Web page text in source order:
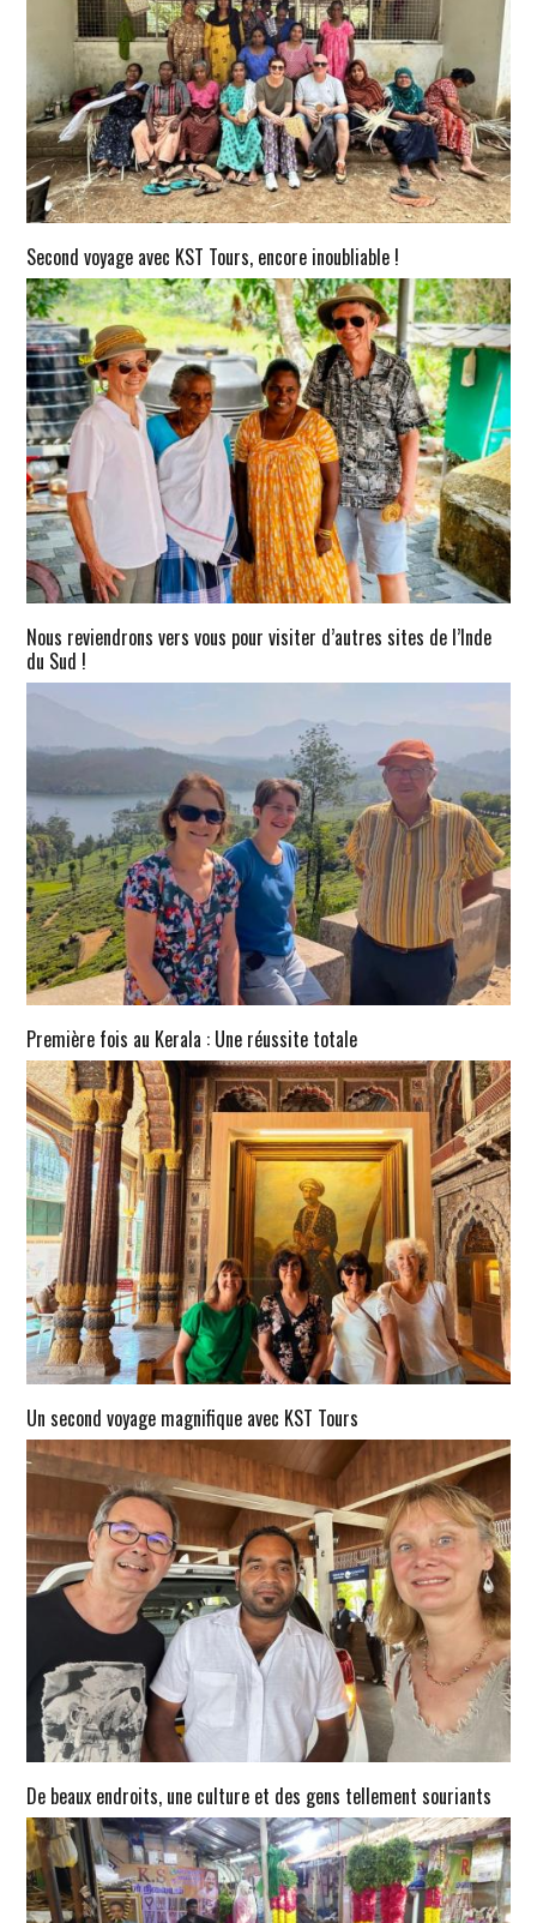
Second voyage avec KST Tours, encore inoubliable !
Nous reviendrons vers vous pour visiter d’autres sites de l’Inde
du Sud !
Première fois au Kerala : Une réussite totale
Un second voyage magnifique avec KST Tours
De beaux endroits, une culture et des gens tellement souriants